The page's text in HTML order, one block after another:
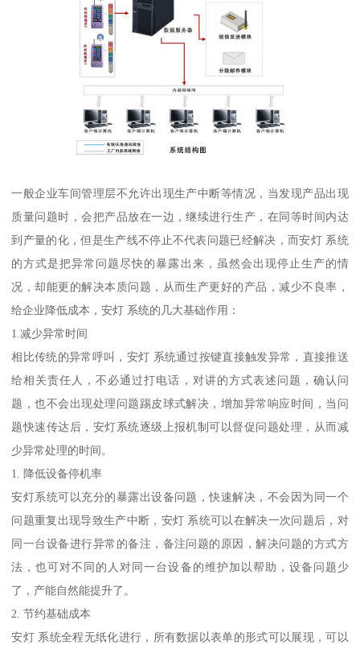
一般企业车间管理层不允许出现生产中断等情况，当发现产品出现
质量问题时，会把产品放在一边，继续进行生产，在同等时间内达
到产量的化，但是生产线不停止不代表问题已经解决，而安灯 系统
的方式是把异常问题尽快的暴露出来，虽然会出现停止生产的情
况，却能更的解决本质问题，从而生产更好的产品，减少不良率，
给企业降低成本，安灯 系统的几大基础作用：
1.减少异常时间
相比传统的异常呼叫，安灯 系统通过按键直接触发异常，直接推送
给相关责任人，不必通过打电话，对讲的方式表述问题，确认问
题，也不会出现处理问题踢皮球式解决，增加异常响应时间，当问
题快速传达后，安灯系统逐级上报机制可以督促问题处理，从而减
少异常处理的时间。
1. 降低设备停机率
安灯系统可以充分的暴露出设备问题，快速解决，不会因为同一个
问题重复出现导致生产中断，安灯 系统可以在解决一次问题后，对
同一台设备进行异常的备注，备注问题的原因，解决问题的方式方
法，也可对不同的人对同一台设备的维护加以帮助，设备问题少
了，产能自然能提升了。
2. 节约基础成本
安灯 系统全程无纸化进行，所有数据以表单的形式可以展现，可以